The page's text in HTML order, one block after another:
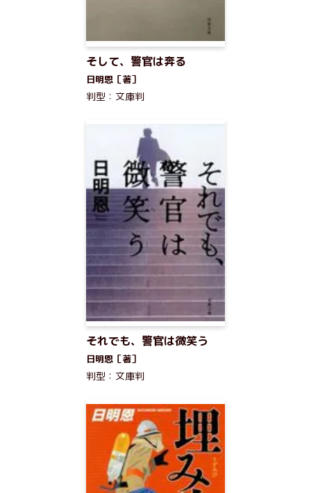
そして、警官は奔る
日明恩［著］
判型：文庫判
それでも、警官は微笑う
日明恩［著］
判型：文庫判